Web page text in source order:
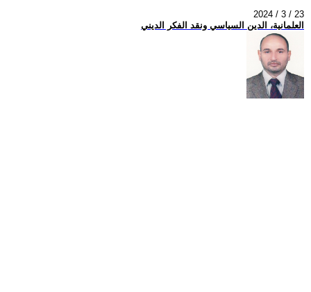
2024 / 3 / 23
العلمانية، الدين السياسي ونقد الفكر الديني